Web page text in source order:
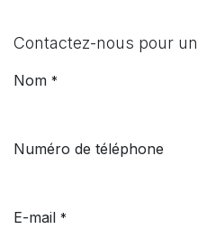
Contactez-nous pour
Nom *
Numéro de téléphone
E-mail *